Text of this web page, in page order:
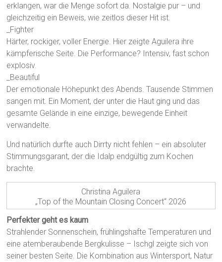
erklangen, war die Menge sofort da. Nostalgie pur – und
gleichzeitig ein Beweis, wie zeitlos dieser Hit ist.
_Fighter
Härter, rockiger, voller Energie. Hier zeigte Aguilera ihre
kämpferische Seite. Die Performance? Intensiv, fast schon
explosiv.
_Beautiful
Der emotionale Höhepunkt des Abends. Tausende Stimmen
sangen mit. Ein Moment, der unter die Haut ging und das
gesamte Gelände in eine einzige, bewegende Einheit
verwandelte.
Und natürlich durfte auch Dirrty nicht fehlen – ein absoluter
Stimmungsgarant, der die Idalp endgültig zum Kochen
brachte.
Christina Aguilera
„Top of the Mountain Closing Concert“ 2026
Perfekter geht es kaum
Strahlender Sonnenschein, frühlingshafte Temperaturen und
eine atemberaubende Bergkulisse – Ischgl zeigte sich von
seiner besten Seite. Die Kombination aus Wintersport, Natur